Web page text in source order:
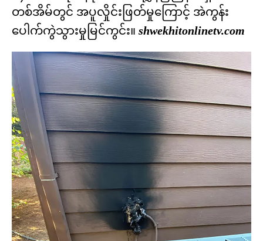
တစ်အိမ်တွင် အပူလှိုင်းဖြတ်မှုကြောင့် အဲကွန်း
ပေါက်ကွဲသွားမှုမြင်ကွင်း။ shwekhitonlinetv.com